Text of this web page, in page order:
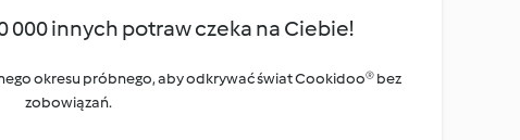
000 innych potraw czeka na Ciebie!
okresu próbnego, aby odkrywać świat Cookidoo® bez
zobowiązań.